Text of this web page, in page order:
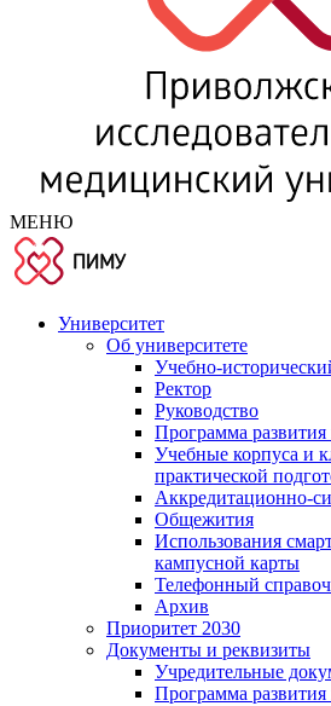
МЕНЮ
Университет
Об университете
Учебно-
Ректор
Руководство
Программа
Учебные корпуса и
практической
Аккредитационно-
Общежития
Использования
кампусной карты
Телефонный
Архив
Приоритет 2030
Документы и реквизиты
Учредительные
Программа